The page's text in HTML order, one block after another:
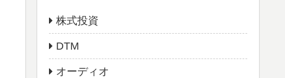
株式投資
DTM
オーディオ